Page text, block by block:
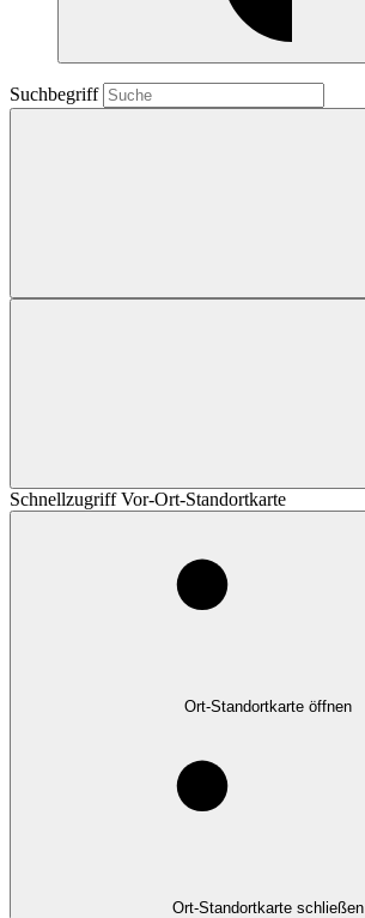
Suchbegriff
Schnellzugriff Vor-Ort-Standortkarte
Ort-Standortkarte öffnen
Ort-Standortkarte schließen